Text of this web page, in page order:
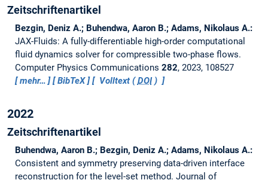
Zeitschriftenartikel
Bezgin, Deniz A.; Buhendwa, Aaron B.; Adams, Nikolaus A.:
JAX-Fluids: A fully-differentiable high-order computational
fluid dynamics solver for compressible two-phase flows.
Computer Physics Communications 282, 2023, 108527
mehr…
BibTeX Volltext (DOI)
2022
Zeitschriftenartikel
Buhendwa, Aaron B.; Bezgin, Deniz A.; Adams, Nikolaus A.:
Consistent and symmetry preserving data-driven interface
reconstruction for the level-set method. Journal of